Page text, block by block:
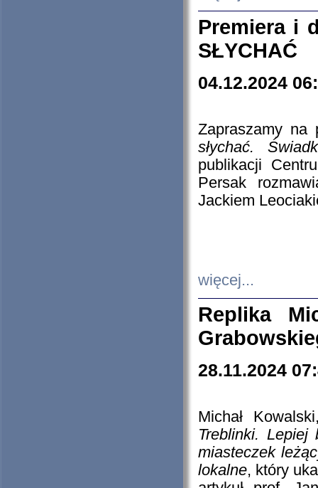
Premiera i
SŁYCHAĆ
04.12.2024
Zapraszamy
słychać.
publikacji
Persak
Jackiem
więcej...
Replika
28.11.2024
Michał
Treblinki. Lepiej
miasteczek
lokalne, który